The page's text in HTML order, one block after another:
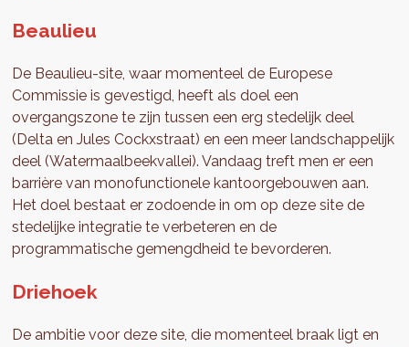
Beaulieu
De Beaulieu-site, waar momenteel de Europese
Commissie is gevestigd, heeft als doel een
overgangszone te zijn tussen een erg stedelijk deel
(Delta en Jules Cockxstraat) en een meer landschappelijk
deel (Watermaalbeekvallei). Vandaag treft men er een
barrière van monofunctionele kantoorgebouwen aan.
Het doel bestaat er zodoende in om op deze site de
stedelijke integratie te verbeteren en de
programmatische gemengdheid te bevorderen.
Driehoek
De ambitie voor deze site, die momenteel braak ligt en